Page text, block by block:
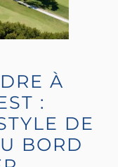
À
:
DE
BORD